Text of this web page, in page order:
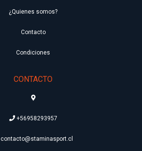
¿Quienes somos?
Contacto
Condiciones
CONTACTO
+56958293957
contacto@staminasport.cl